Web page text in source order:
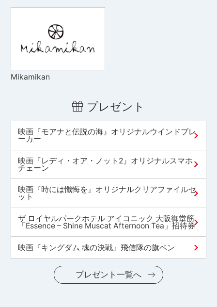
Mikamikan
プレゼント
映画『モアナと伝説の海』オリジナルウインドブレ
ーカー
映画『レディ・オア・ノット2』オリジナルスマホ
チェーン
映画『時には懺悔を』オリジナルクリアファイルセ
ット
ザ ロイヤルパークホテル アイコニック 大阪御堂筋
「Essence – Shine Muscat Afternoon Tea」招待券
映画『キングダム 魂の決戦』飛信隊の旗ペン
プレゼント一覧へ